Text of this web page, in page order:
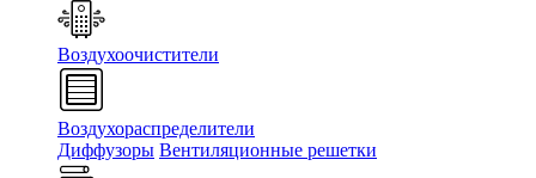
Воздухоочистители
Воздухораспределители
Диффузоры Вентиляционные решетки